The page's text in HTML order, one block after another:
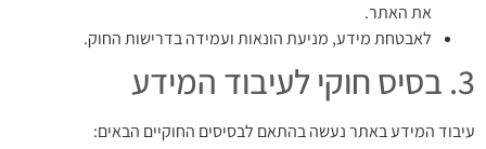
את האתר.
לאבטחת מידע, מניעת הונאות ועמידה בדרישות החוק.
3. בסיס חוקי לעיבוד המידע
עיבוד המידע באתר נעשה בהתאם לבסיסים החוקיים הבאים: